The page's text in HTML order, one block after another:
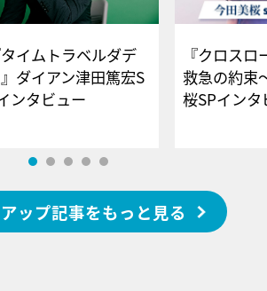
タイムトラベルダデ
ダイアン津田篤宏S
ンタビュー
『クロス
救急の約束
桜SPイ
ップ記事をもっと見る